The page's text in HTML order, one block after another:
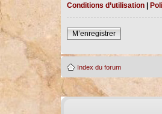
Conditions d’utilisation|
M’enregistrer
Index du forum